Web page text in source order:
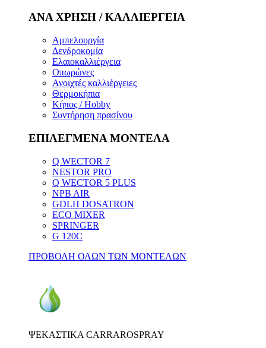
ΑΝΑ ΧΡΗΣΗ / ΚΑΛΛΙΕΡΓΕΙΑ
Αμπελουργία
Δενδροκομία
Ελαιοκαλλιέργεια
Οπωρώνες
Ανοιχτές καλλιέργειες
Θερμοκήπια
Κήπος / Hobby
Συντήρηση πρασίνου
ΕΠΙΛΕΓΜΕΝΑ ΜΟΝΤΕΛΑ
Q WECTOR 7
NESTOR PRO
Q WECTOR 5 PLUS
NPB AIR
GDLH DOSATRON
ECO MIXER
SPRINGER
G 120C
ΠΡΟΒΟΛΗ ΟΛΩΝ ΤΩΝ ΜΟΝΤΕΛΩΝ
ΨΕΚΑΣΤΙΚΑ CARRAROSPRAY